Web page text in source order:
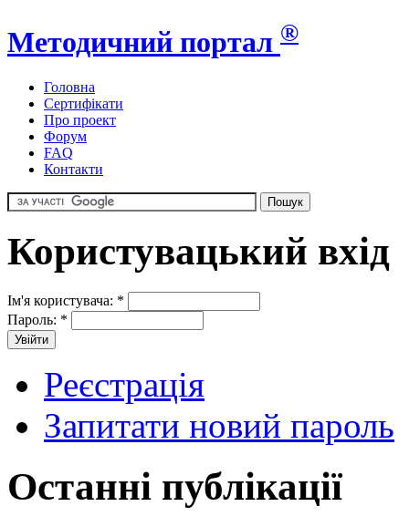
Методичний портал ®
Головна
Сертифікати
Про проект
Форум
FAQ
Контакти
Користувацький вхід
Ім'я користувача: *
Пароль: *
Реєстрація
Запитати новий пароль
Останні публікації